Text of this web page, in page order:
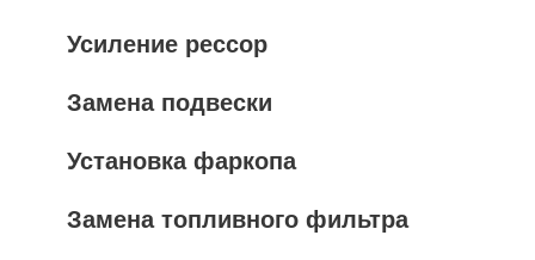
Усиление рессор
Замена подвески
Установка фаркопа
Замена топливного фильтра